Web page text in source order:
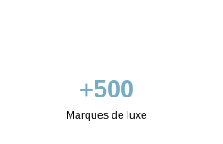
+500
Marques de luxe